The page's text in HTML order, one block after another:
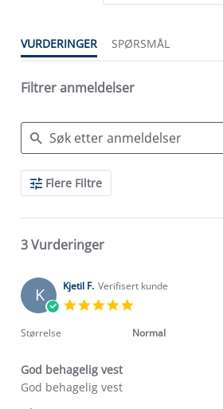
VURDERINGER SPØRSMÅL
Filtrer anmeldelser
Search
ReviewsFlere Filtre
3 Vurderinger
K Kjetil F. Verifisert kunde
rating
Størrelse Normal
God behagelig vest
Review
review
God behagelig vest